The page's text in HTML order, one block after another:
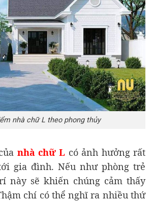
nhà chữ L theo phong thủy
nhà chữ L có ảnh hưởng rất
gia đình. Nếu như phòng trẻ
này sẽ khiến chúng cảm thấy
chí có thể nghĩ ra nhiều thứ